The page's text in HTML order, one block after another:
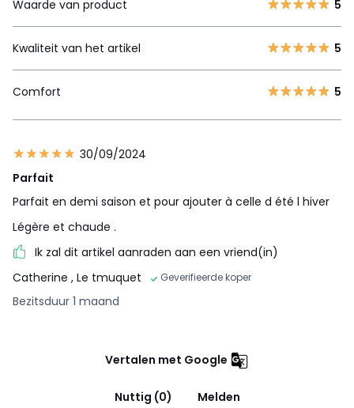
Waarde van product
5
Kwaliteit van het artikel 5
Comfort 5
30/09/2024
Parfait
Parfait en demi saison et pour ajouter à celle d été l hiver
Légère et chaude .
Ik zal dit artikel aanraden aan een vriend(in)
Catherine , Le tmuquet Geverifieerde koper
Bezitsduur 1 maand
Vertalen met Google
Nuttig (0)
Melden